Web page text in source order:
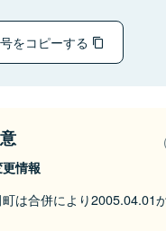
をコピーする
情報
は合併により2005.04.01